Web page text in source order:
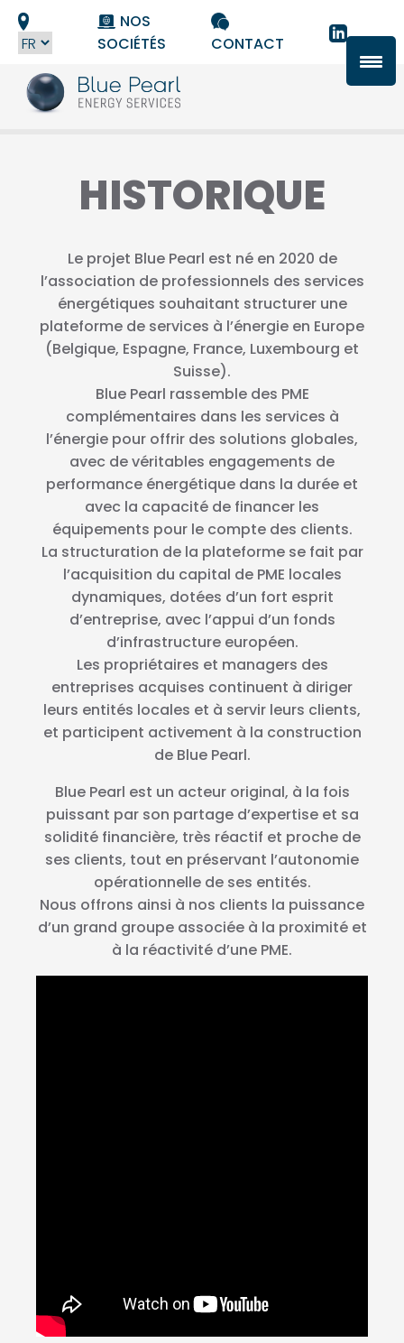
NOS
SOCIÉTÉS
CONTACT
HISTORIQUE
Le projet Blue Pearl est né en 2020 de
l’association de professionnels des services
énergétiques souhaitant structurer une
plateforme de services à l’énergie en Europe
(Belgique, Espagne, France, Luxembourg et
Suisse).
Blue Pearl rassemble des PME
complémentaires dans les services à
l’énergie pour offrir des solutions globales,
avec de véritables engagements de
performance énergétique dans la durée et
avec la capacité de financer les
équipements pour le compte des clients.
La structuration de la plateforme se fait par
l’acquisition du capital de PME locales
dynamiques, dotées d’un fort esprit
d’entreprise, avec l’appui d’un fonds
d’infrastructure européen.
Les propriétaires et managers des
entreprises acquises continuent à diriger
leurs entités locales et à servir leurs clients,
et participent activement à la construction
de Blue Pearl.
Blue Pearl est un acteur original, à la fois
puissant par son partage d’expertise et sa
solidité financière, très réactif et proche de
ses clients, tout en préservant l’autonomie
opérationnelle de ses entités.
Nous offrons ainsi à nos clients la puissance
d’un grand groupe associée à la proximité et
à la réactivité d’une PME.
Panneau de gestion des cookies